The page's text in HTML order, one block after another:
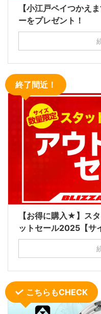
【小江戸ペイつかえ
ーをプレゼント！
終了間近！
【お得に購入★】ス
ットセール2025【サ
こちらもCHECK